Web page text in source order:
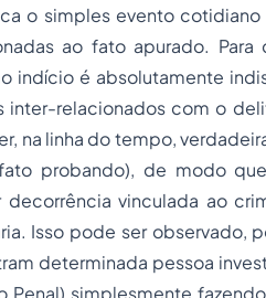
o simples evento
ao fato apurado.
indício é absolutamente
inter-relacionados com o
na linha do tempo,
probando), de modo
decorrência vinculada ao
Isso pode ser observado,
determinada pessoa
Penal) simplesmente